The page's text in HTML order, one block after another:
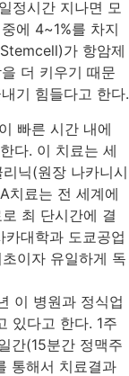
정시간 지나면 모
에 4~1%를 차지
가 항암제
더 키우기 때문
기 힘들다고 한다.
빠른 시간 내에
다. 이 치료는 세
닉(원장 나카니시
치료는 전 세계에
최 단시간에 결
대학과 도쿄공업
이자 유일하게 독
이 병원과 정식업
있다고 한다. 1주
간(15분간 정맥주
통해서 치료결과